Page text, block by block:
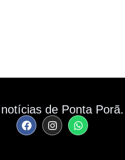
de Ponta Porã.